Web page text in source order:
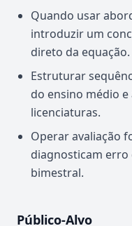
Quando usar
introduzir um
direto da equação.
Estruturar
do ensino médio e
licenciaturas.
Operar avaliação
diagnosticam erro
bimestral.
Público-Alvo